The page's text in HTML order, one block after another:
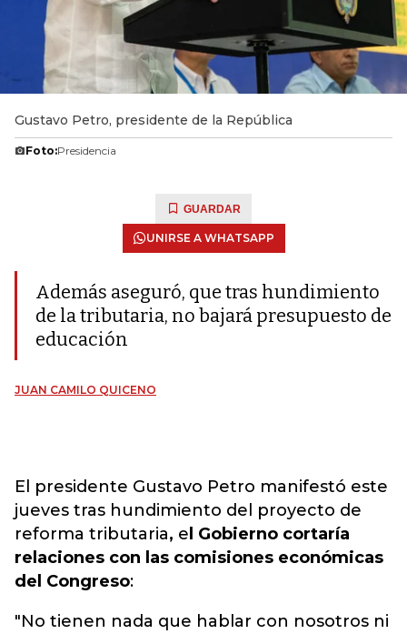
Gustavo Petro, presidente de la República
Foto:Presidencia
GUARDAR
UNIRSE A WHATSAPP
Además aseguró, que tras hundimiento
de la tributaria, no bajará presupuesto de
educación
JUAN CAMILO QUICENO
El presidente Gustavo Petro manifestó este
jueves tras hundimiento del proyecto de
reforma tributaria, e l Gobierno cortaría
relaciones con las comisiones económicas
del Congreso:
"No tienen nada que hablar con nosotros ni